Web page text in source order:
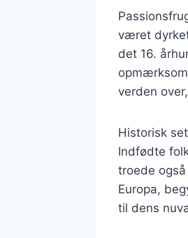
været
det 16.
verden
Historisk
Indfødte
troede
Europa,
til dens